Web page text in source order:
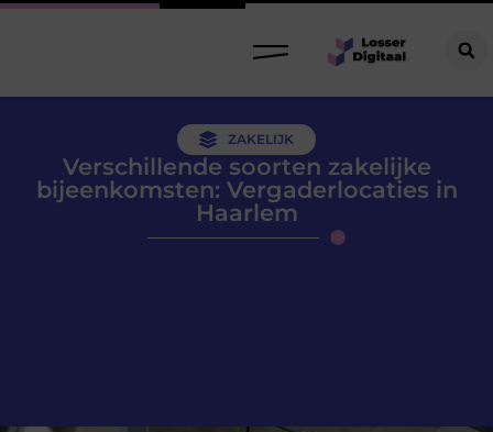
ZAKELIJK
Verschillende soorten zakelijke
bijeenkomsten: Vergaderlocaties in
Haarlem